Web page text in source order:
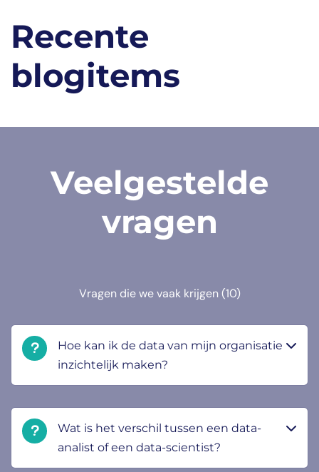
Recente
blogitems
Veelgestelde
vragen
Vragen die we vaak krijgen(10)
Hoe kan ik de data van mijn organisatie
inzichtelijk maken?
Wat is het verschil tussen een data-
analist of een data-scientist?